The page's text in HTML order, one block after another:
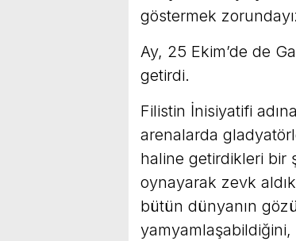
göstermek
Ay, 25 Ekim’de de
getirdi.
Filistin İnisiyatifi
arenalarda
haline getirdikleri bir
oynayarak zevk
bütün dünyanın
yamyamlaşabildiğini,